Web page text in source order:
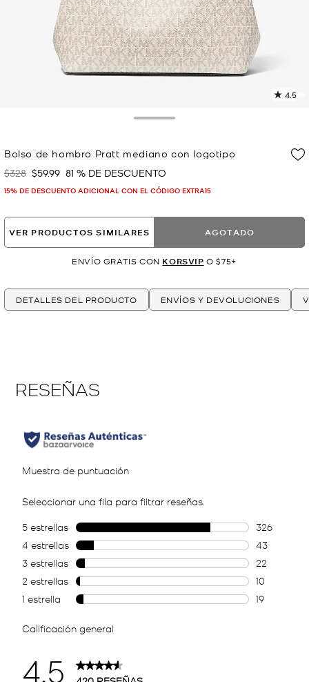
4.5
Bolso de hombro Pratt mediano con logotipo
Era
$328 Ahora
$59.99 81 % DE DESCUENTO
15% DE DESCUENTO ADICIONAL CON EL CÓDIGO EXTRA15
VER PRODUCTOS SIMILARES AGOTADO
ENVÍO GRATIS CON KORSVIP O $75+
DETALLES DEL PRODUCTO ENVÍOS Y DEVOLUCIONES